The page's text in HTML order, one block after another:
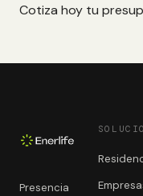
Cotiza hoy tu
Presencia